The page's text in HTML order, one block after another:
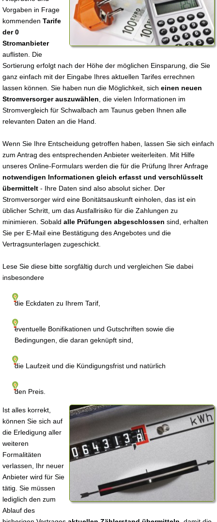
Vorgaben in Frage
kommenden Tarife
der 0
Stromanbieter
auflisten. Die
Sortierung erfolgt nach der Höhe der möglichen Einsparung, die Sie
ganz einfach mit der Eingabe Ihres aktuellen Tarifes errechnen
lassen können. Sie haben nun die Möglichkeit, sich einen neuen
Stromversorger auszuwählen , die vielen Informationen im
Stromvergleich für Schwalbach am Taunus geben Ihnen alle
relevanten Daten an die Hand.
Wenn Sie Ihre Entscheidung getroffen haben, lassen Sie sich einfach
zum Antrag des entsprechenden Anbieter weiterleiten. Mit Hilfe
unseres Online-Formulars werden die für die Prüfung Ihrer Anfrage
notwendigen Informationen gleich erfasst und verschlüsselt
übermittelt - Ihre Daten sind also absolut sicher. Der
Stromversorger wird eine Bonitätsauskunft einholen, das ist ein
üblicher Schritt, um das Ausfallrisiko für die Zahlungen zu
minimieren. Sobald alle Prüfungen abgeschlossen sind, erhalten
Sie per E-Mail eine Bestätigung des Angebotes und die
Vertragsunterlagen zugeschickt.
Lese Sie diese bitte sorgfältig durch und vergleichen Sie dabei
insbesondere
die Eckdaten zu Ihrem Tarif,
eventuelle Bonifikationen und Gutschriften sowie die
Bedingungen, die daran geknüpft sind,
die Laufzeit und die Kündigungsfrist und natürlich
den Preis.
Ist alles korrekt,
können Sie sich auf
die Erledigung aller
weiteren
Formalitäten
verlassen, Ihr neuer
Anbieter wird für Sie
tätig. Sie müssen
lediglich den zum
Ablauf des